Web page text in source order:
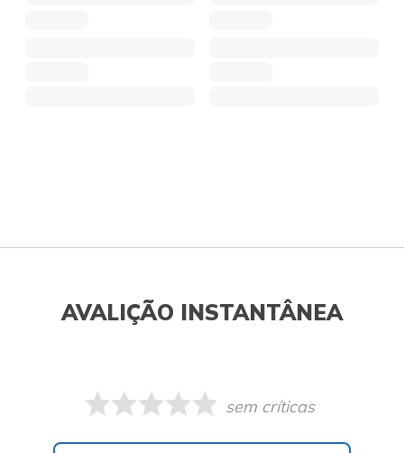
AVALIÇÃO INSTANTÂNEA
sem críticas